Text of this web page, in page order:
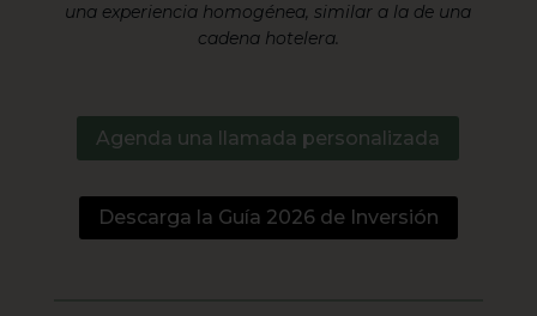
una experiencia homogénea, similar a la de una
cadena hotelera.
Agenda una llamada personalizada
Descarga la Guía 2026 de Inversión